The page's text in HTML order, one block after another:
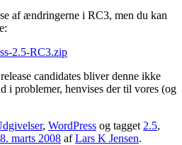
af ændringerne i RC3, men du kan
2.5-RC3.zip
candidates bliver denne ikke
i problemer, henvises der til vores (og
, WordPress og tagget 2.5,
marts 2008 afLars K Jensen.